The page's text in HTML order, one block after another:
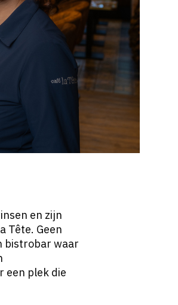
en zijn
Tête. Geen
bistrobar waar
een plek die